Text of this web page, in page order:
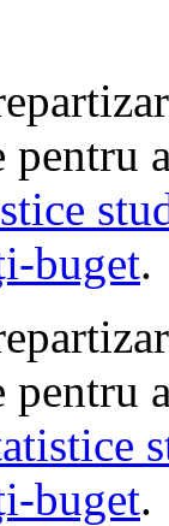
pentru
buget.
pentru
buget.